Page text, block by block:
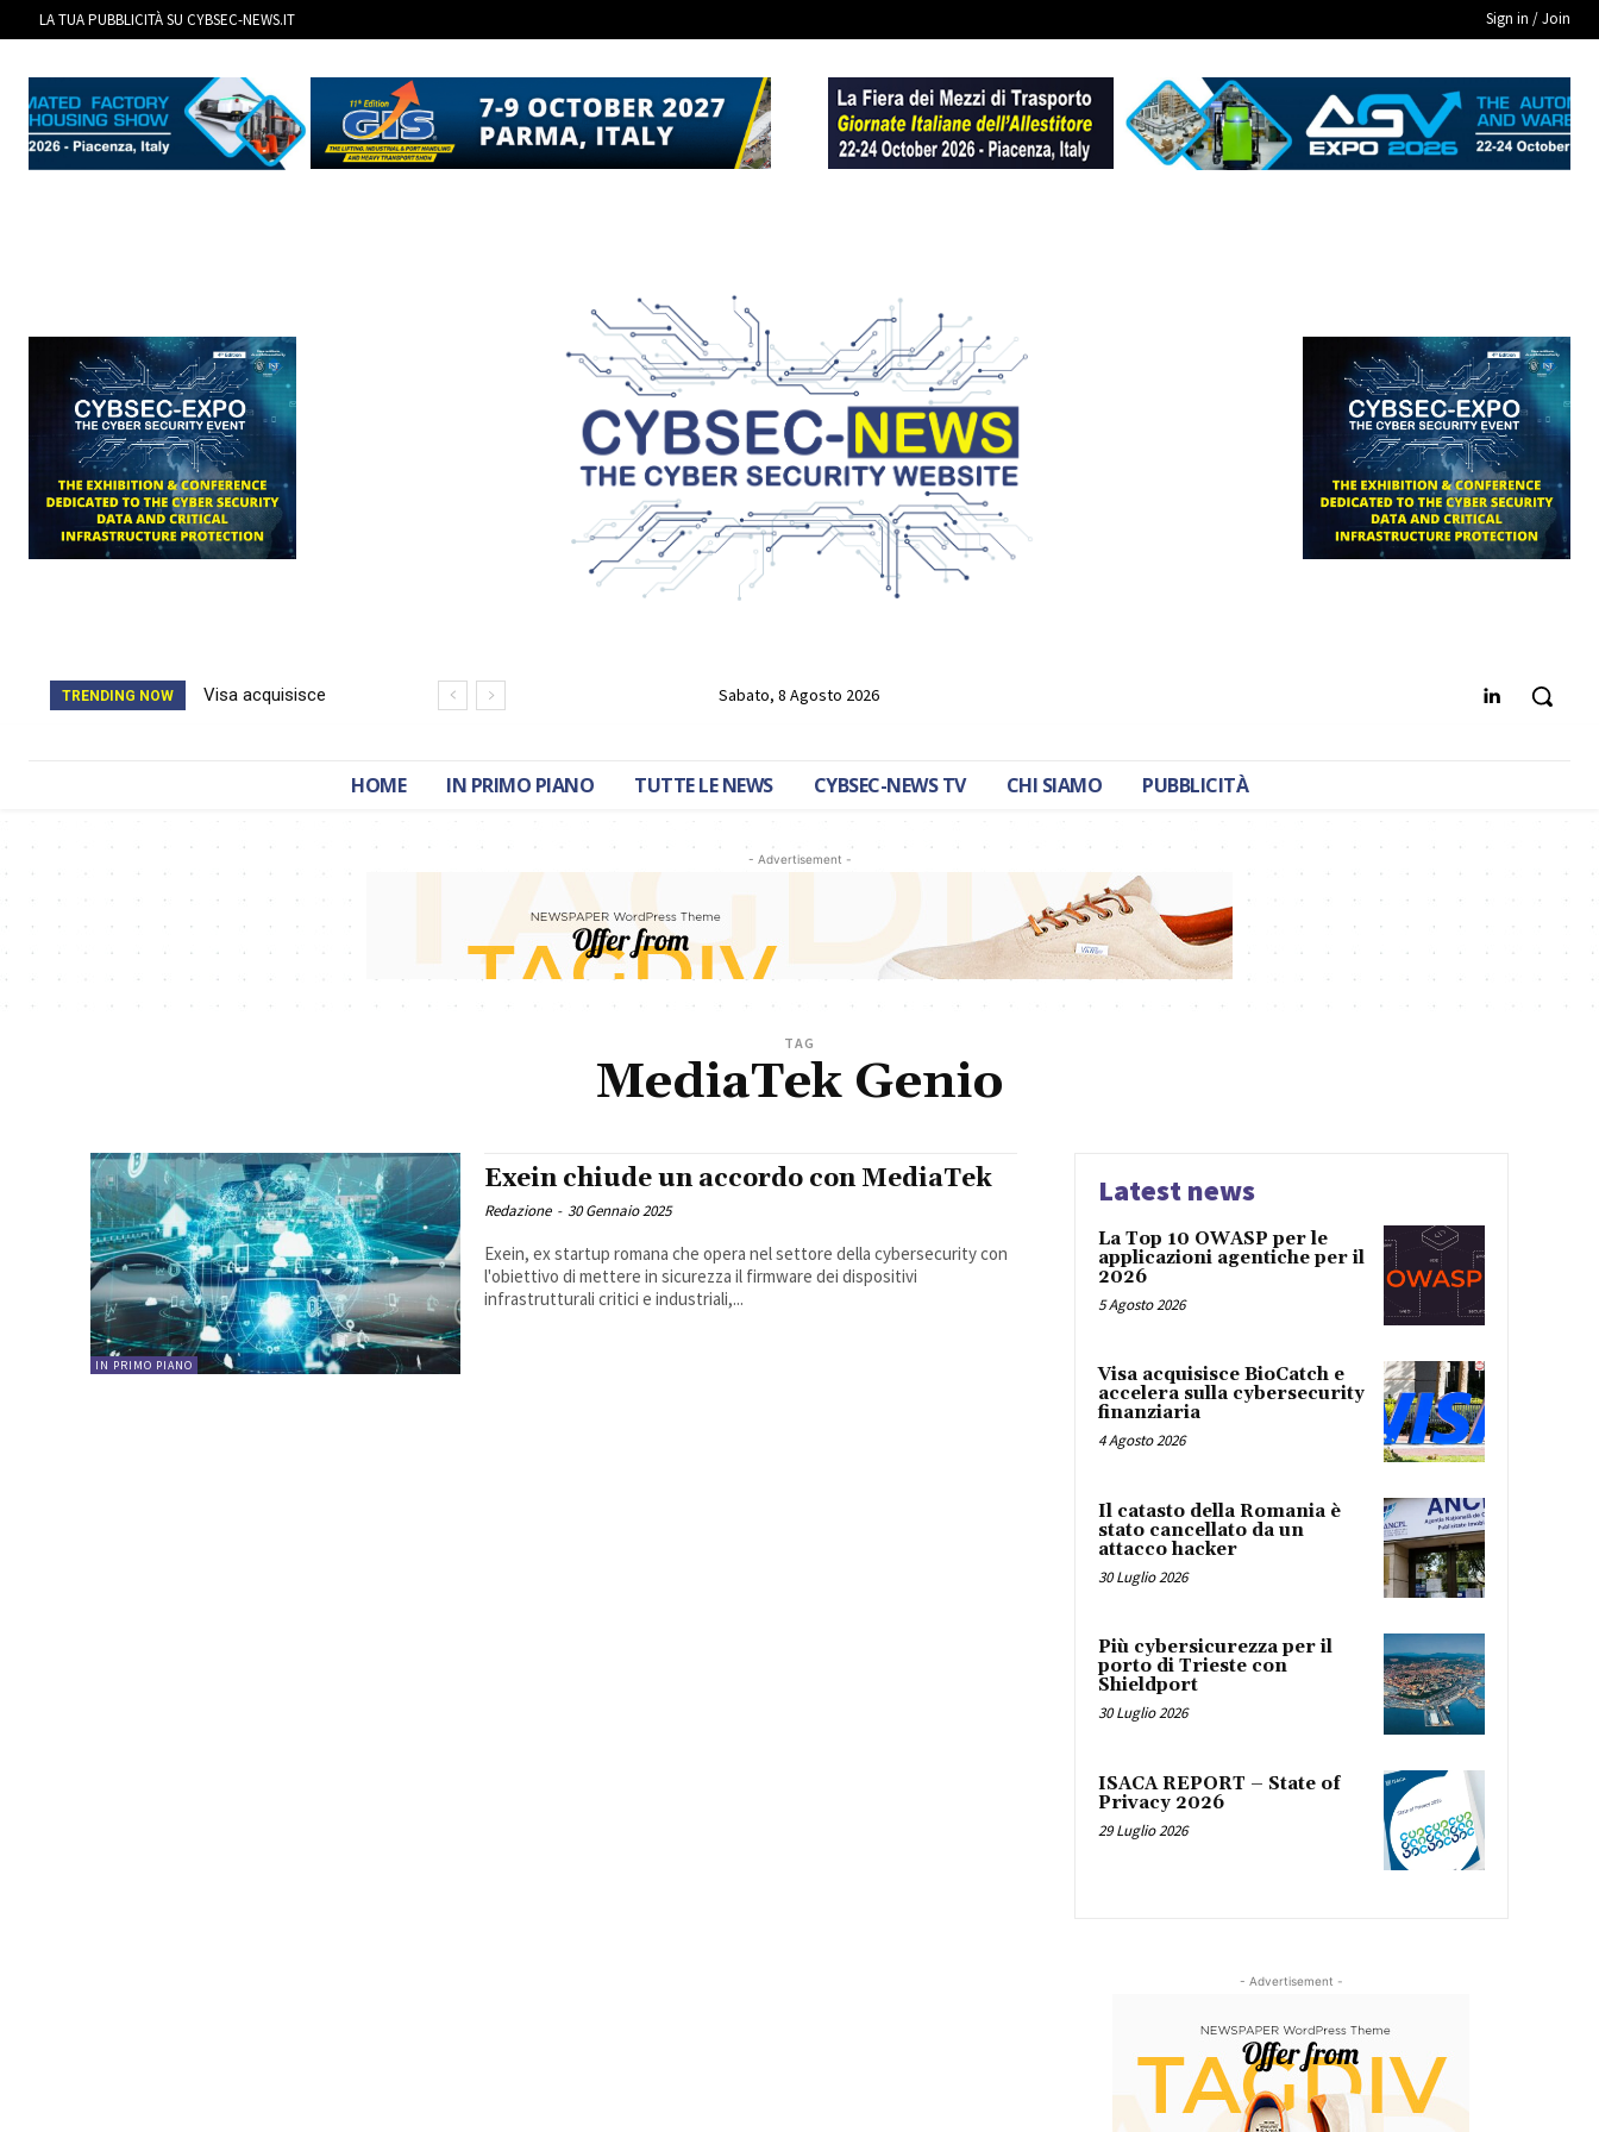
LA TUA PUBBLICITÀ SU CYBSEC-NEWS.IT Sign in / Join
TRENDING NOW
Visa acquisisce
Sabato, 8 Agosto 2026
HOME IN PRIMO PIANO TUTTE LE NEWS CYBSEC-NEWS TV CHI SIAMO PUBBLICITÀ
- Advertisement -
TAG
MediaTek Genio
IN PRIMO PIANO
Exein chiude un accordo con MediaTek
Redazione - 30 Gennaio 2025
Exein, ex startup romana che opera nel settore della cybersecurity con
l'obiettivo di mettere in sicurezza il firmware dei dispositivi
infrastrutturali critici e industriali,...
Latest news
La Top 10 OWASP per le
applicazioni agentiche per il
2026
5 Agosto 2026
Visa acquisisce BioCatch e
accelera sulla cybersecurity
finanziaria
4 Agosto 2026
Il catasto della Romania è
stato cancellato da un
attacco hacker
30 Luglio 2026
Più cybersicurezza per il
porto di Trieste con
Shieldport
30 Luglio 2026
ISACA REPORT – State of
Privacy 2026
29 Luglio 2026
- Advertisement -